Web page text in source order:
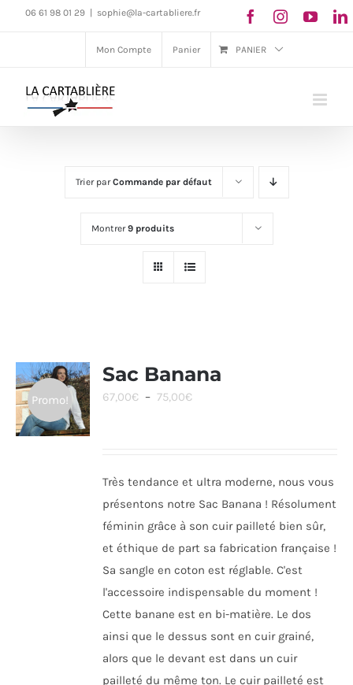
Passer06 61 98 01 29 sophie@la-cartabliere.fr
Mon Compte Panier PANIER
Trier parCommande par défaut
Montrer9 produits
Promo!
Sac Banana
67,00€ – 75,00€Plage
à
75,00€
Très tendance et ultra moderne, nous vous
présentons notre Sac Banana ! Résolument
féminin grâce à son cuir pailleté bien sûr,
et éthique de part sa fabrication française !
Sa sangle en coton est réglable. C'est
l'accessoire indispensable du moment !
Cette banane est en bi-matière. Le dos
ainsi que le dessus sont en cuir grainé,
alors que le devant est dans un cuir
pailleté du même ton. Le cuir pailleté est